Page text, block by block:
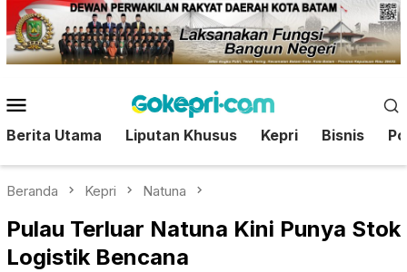
Loncat
ke
konten
Mobile
Berita Utama Liputan Khusus Kepri Bisnis
Beranda Kepri Natuna
Pulau Terluar Natuna Kini Punya Stok
Logistik Bencana